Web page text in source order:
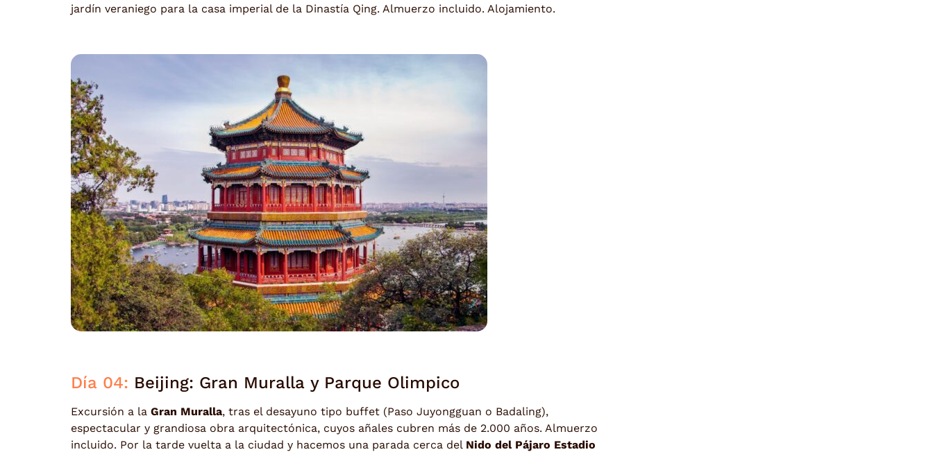
jardín veraniego para la casa imperial de la Dinastía Qing. Almuerzo incluido. Alojamiento.
Día 04: Beijing: Gran Muralla y Parque Olimpico
Excursión a la Gran Muralla, tras el desayuno tipo buffet (Paso Juyongguan o Badaling),
espectacular y grandiosa obra arquitectónica, cuyos añales cubren más de 2.000 años. Almuerzo
incluido. Por la tarde vuelta a la ciudad y hacemos una parada cerca del Nido del Pájaro Estadio